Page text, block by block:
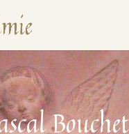
Bouchet